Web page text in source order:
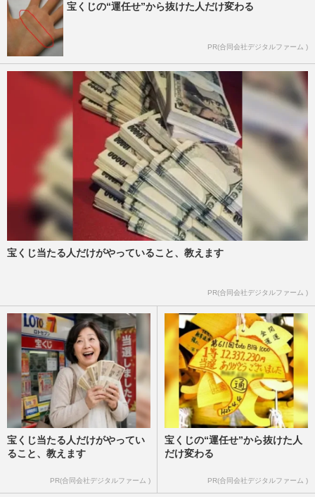
宝くじの“運任せ”から抜けた人だけ変わる
PR(合同会社デジタルファーム )
宝くじ当たる人だけがやっていること、教えます
PR(合同会社デジタルファーム )
宝くじ当たる人だけがやってい
ること、教えます
PR(合同会社デジタルファーム )
宝くじの“運任せ”から抜けた人
だけ変わる
PR(合同会社デジタルファーム )